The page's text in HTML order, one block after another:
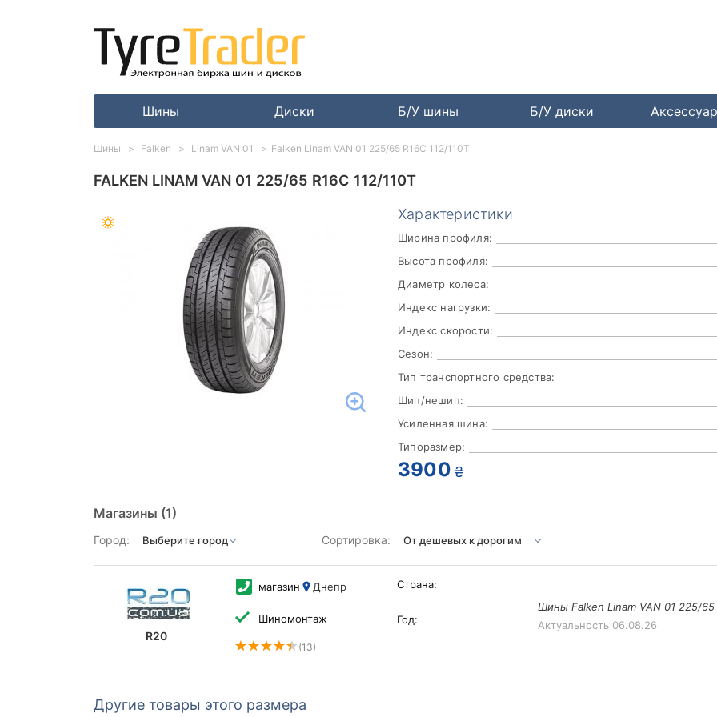
Шины Диски Б/У шины Б/У диски
FALKEN LINAM VAN 01 225/65 R16C 112/110T
Характеристики
Ширина профиля:
Высота профиля:
Диаметр колеса:
Индекс нагрузки:
Индекс скорости:
Сезон:
Тип транспортного средства:
Шип/нешип:
Усиленная шина:
Типоразмер:
3900 ₴
Магазины (1)
Город: Сортировка:
R20
магазин Днепр
Шиномонтаж
(13)
Страна:
Год:
Шины Falken Linam VAN 01 225/65
Актуальность 06.08.26
Другие товары этого размера
Шины Falken Linam VAN 01 Falken Linam VAN 01 225/65 R16C 112/110T